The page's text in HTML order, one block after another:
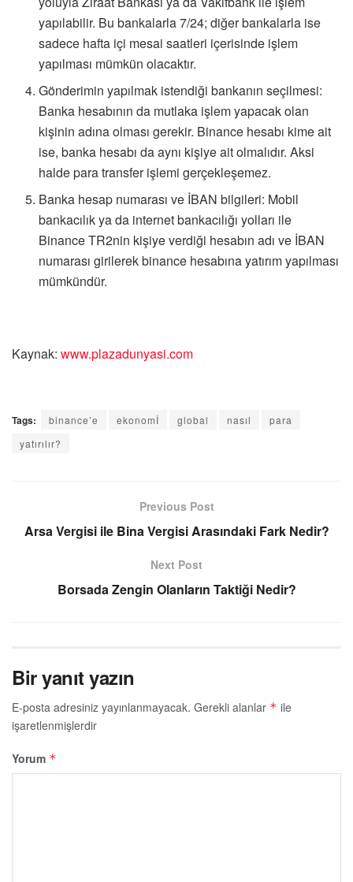
yapılabilir. Bu bankalarla 7/24; diğer bankalarla ise
sadece hafta içi mesai saatleri içerisinde işlem
yapılması mümkün olacaktır.
Gönderimin yapılmak istendiği bankanın seçilmesi:
Banka hesabının da mutlaka işlem yapacak olan
kişinin adına olması gerekir. Binance hesabı kime ait
ise, banka hesabı da aynı kişiye ait olmalıdır. Aksi
halde para transfer işlemi gerçekleşemez.
Banka hesap numarası ve İBAN bilgileri: Mobil
bankacılık ya da internet bankacılığı yolları ile
Binance TR2nin kişiye verdiği hesabın adı ve İBAN
numarası girilerek binance hesabına yatırım yapılması
mümkündür.
Kaynak: www.plazadunyasi.com
Tags: binance’e ekonomİ global nasıl
para
yatırılır?
Previous Post
Arsa Vergisi ile Bina Vergisi Arasındaki Fark Nedir?
Next Post
Borsada Zengin Olanların Taktiği Nedir?
Bir yanıt yazın
E-posta adresiniz yayınlanmayacak. Gerekli alanlar * ile
işaretlenmişlerdir
Yorum *